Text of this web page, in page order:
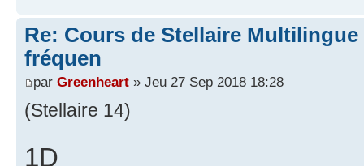
Re: Cours de Stellaire
fréquen
par Greenheart » Jeu 27 Sep 2018 18:28
(Stellaire 14)
1D